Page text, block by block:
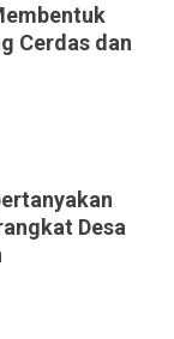
Cerdas dan
Desa